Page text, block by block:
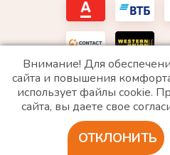
*WhatsApp принадлежит компании Meta,
РФ
2020 © Все права
Разработка сайта
Внимание! Для
сайта и повышения
использует файлы cookie.
сайта, вы даете свое
ОТКЛОНИТЬ